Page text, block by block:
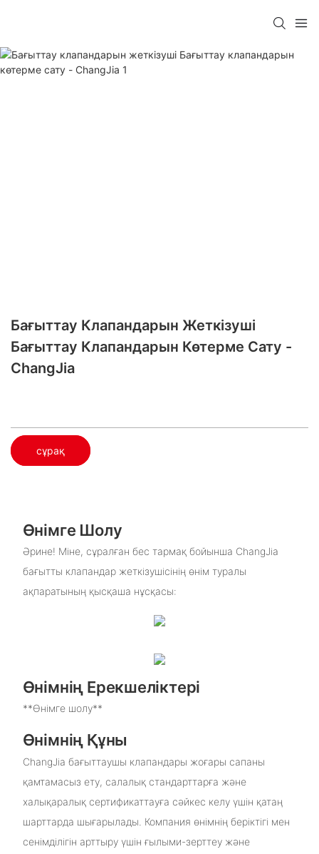
Бағыттау Клапандарын Жеткізуші​
Бағыттау Клапандарын Көтерме Сату -
ChangJia
сұрақ
Өнімге Шолу
Әрине! Міне, сұралған бес тармақ бойынша ChangJia
бағытты клапандар жеткізушісінің өнім туралы
ақпаратының қысқаша нұсқасы:
Өнімнің Ерекшеліктері
**Өнімге шолу**
Өнімнің Құны
ChangJia бағыттаушы клапандары жоғары сапаны
қамтамасыз ету, салалық стандарттарға және
халықаралық сертификаттауға сәйкес келу үшін қатаң
шарттарда шығарылады. Компания өнімнің беріктігі мен
сенімділігін арттыру үшін ғылыми-зерттеу және